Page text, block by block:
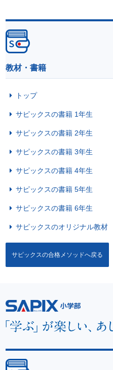
教材・書籍
トップ
サピックスの書籍 1年生
サピックスの書籍 2年生
サピックスの書籍 3年生
サピックスの書籍 4年生
サピックスの書籍 5年生
サピックスの書籍 6年生
サピックスのオリジナル教材
サピックスの合格メソッドへ戻る